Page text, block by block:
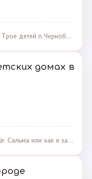
детей п.Черноборский Чесменский район. · 27.06.2024
домах в
или как я захотела помочь взросым сиротам · 16.12.2019